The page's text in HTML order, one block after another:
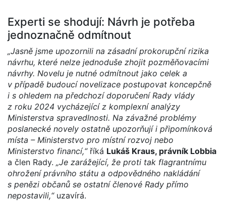
Experti se shodují: Návrh je potřeba
jednoznačně odmítnout
„Jasně jsme upozornili na zásadní prokorupční rizika
návrhu, které nelze jednoduše zhojit pozměňovacími
návrhy. Novelu je nutné odmítnout jako celek a
v případě budoucí novelizace postupovat koncepčně
i s ohledem na předchozí doporučení Rady vlády
z roku 2024 vycházející z komplexní analýzy
Ministerstva spravedlnosti. Na závažné problémy
poslanecké novely ostatně upozorňují i připomínková
místa – Ministerstvo pro místní rozvoj nebo
Ministerstvo financí,“říká Lukáš Kraus, právník Lobbia
a člen Rady. „Je zarážející, že proti tak flagrantnímu
ohrožení právního státu a odpovědného nakládání
s penězi občanů se ostatní členové Rady přímo
nepostavili,“uzavírá.